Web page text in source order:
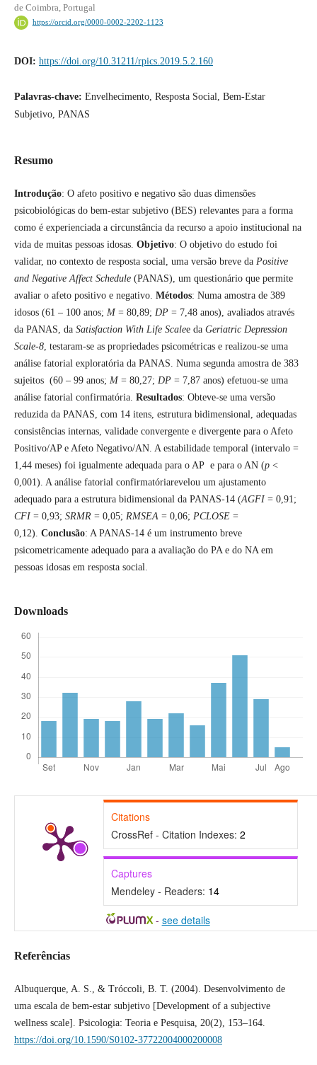
de Coimbra, Portugal
https://orcid.org/0000-0002-2202-1123
DOI: https://doi.org/10.31211/rpics.2019.5.2.160
Palavras-chave: Envelhecimento, Resposta Social, Bem-Estar
Subjetivo, PANAS
Resumo
Introdução: O afeto positivo e negativo são duas dimensões
psicobiológicas do bem-estar subjetivo (BES) relevantes para a forma
como é experienciada a circunstância da recurso a apoio institucional na
vida de muitas pessoas idosas. Objetivo: O objetivo do estudo foi
validar, no contexto de resposta social, uma versão breve da Positive
and Negative Affect Schedule (PANAS), um questionário que permite
avaliar o afeto positivo e negativo. Métodos: Numa amostra de 389
idosos (61 – 100 anos; M = 80,89; DP = 7,48 anos), avaliados através
da PANAS, da Satisfaction With Life Scalee da Geriatric Depression
Scale-8, testaram-se as propriedades psicométricas e realizou-se uma
análise fatorial exploratória da PANAS. Numa segunda amostra de 383
sujeitos (60 – 99 anos; M = 80,27; DP = 7,87 anos) efetuou-se uma
análise fatorial confirmatória. Resultados: Obteve-se uma versão
reduzida da PANAS, com 14 itens, estrutura bidimensional, adequadas
consistências internas, validade convergente e divergente para o Afeto
Positivo/AP e Afeto Negativo/AN. A estabilidade temporal (intervalo =
1,44 meses) foi igualmente adequada para o AP e para o AN (p <
0,001). A análise fatorial confirmatóriarevelou um ajustamento
adequado para a estrutura bidimensional da PANAS-14 (AGFI = 0,91;
CFI = 0,93; SRMR = 0,05; RMSEA = 0,06; PCLOSE =
0,12). Conclusão: A PANAS-14 é um instrumento breve
psicometricamente adequado para a avaliação do PA e do NA em
pessoas idosas em resposta social.
Downloads
Citations
CrossRef - Citation Indexes: 2
Captures
Mendeley - Readers: 14
- see details
Referências
Albuquerque, A. S., & Tróccoli, B. T. (2004). Desenvolvimento de
uma escala de bem-estar subjetivo [Development of a subjective
wellness scale]. Psicologia: Teoria e Pesquisa, 20(2), 153–164.
https://doi.org/10.1590/S0102-37722004000200008